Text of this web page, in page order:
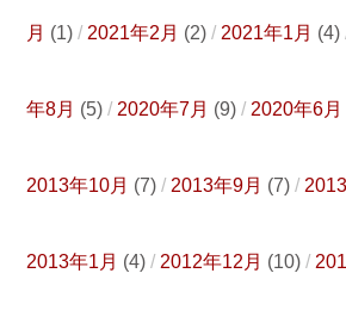
月 (1) 2021年2月 (2) 2021年1月 (4)
年8月 (5) 2020年7月 (9) 2020年6月
2013年10月 (7) 2013年9月 (7)
2013年1月 (4) 2012年12月 (10)